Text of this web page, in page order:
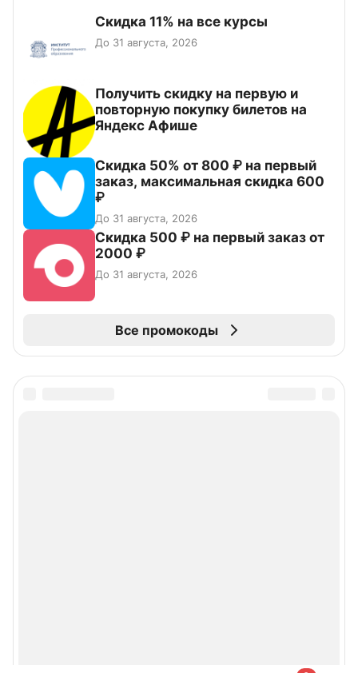
Скидка 11% на все курсы
До 31 августа, 2026
Получить скидку на первую и
повторную покупку билетов на
Яндекс Афише
Скидка 50% от 800 ₽ на первый
заказ, максимальная скидка 600
₽
До 31 августа, 2026
Скидка 500 ₽ на первый заказ от
2000 ₽
До 31 августа, 2026
Все промокоды